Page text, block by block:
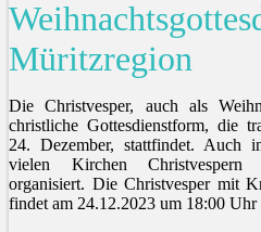
Müritzregion
Die Christvesper, auch als
christliche Gottesdienstform, die
24. Dezember, stattfindet. Auch
vielen Kirchen Christvespern
organisiert. Die Christvesper mit
findet am 24.12.2023 um 18:00 Uhr